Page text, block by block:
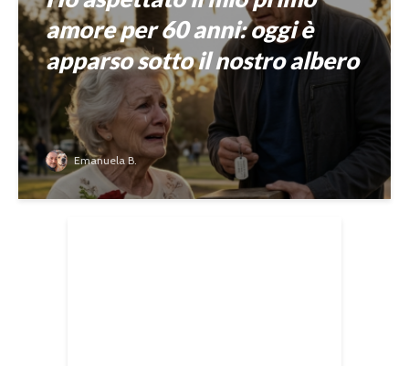
amore per 60 anni: oggi è
apparso sotto il nostro albero
Emanuela B.